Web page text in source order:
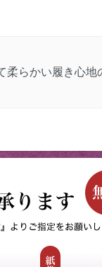
らかい履き心地